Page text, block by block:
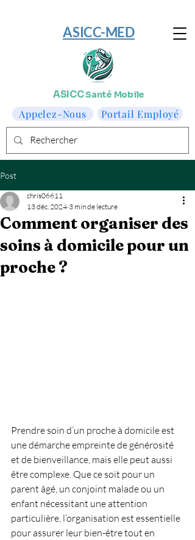
Portail Employé
​ASICC-MED
Appelez-Nous
ASICCSanté Mobile
Post
Comment organiser des
soins à domicile pour un
proche ?
chris06611
13 déc. 2024 3 min de lecture
Prendre soin d’un proche à domicile est
une démarche empreinte de générosité
et de bienveillance, mais elle peut aussi
être complexe. Que ce soit pour un
parent âgé, un conjoint malade ou un
enfant nécessitant une attention
particulière, l’organisation est essentielle
pour assurer leur bien-être tout en